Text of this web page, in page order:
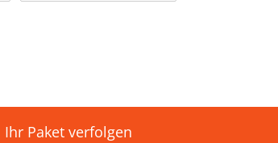
Ihr Paket verfolgen